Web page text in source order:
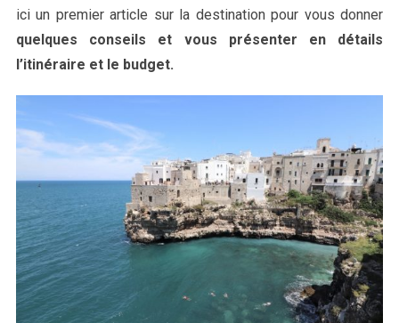
ici un premier article sur la destination pour vous donner
quelques conseils et vous présenter en détails
l’itinéraire et le budget.